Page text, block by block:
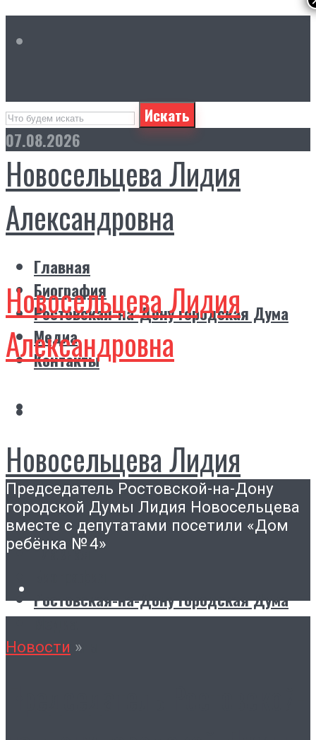
Искать
07.08.2026
Новосельцева Лидия
Александровна
Главная
Биография
Ростовская-на-Дону городская Дума
Медиа
Контакты
Новосельцева Лидия
Александровна
Новосельцева Лидия
Александровна
Главная
Ростовская-на-Дону городская Дума
Медиа
Контакты
Председатель Ростовской-на-Дону
городской Думы Лидия Новосельцева
вместе с депутатами посетили «Дом
ребёнка № 4»
Новости »